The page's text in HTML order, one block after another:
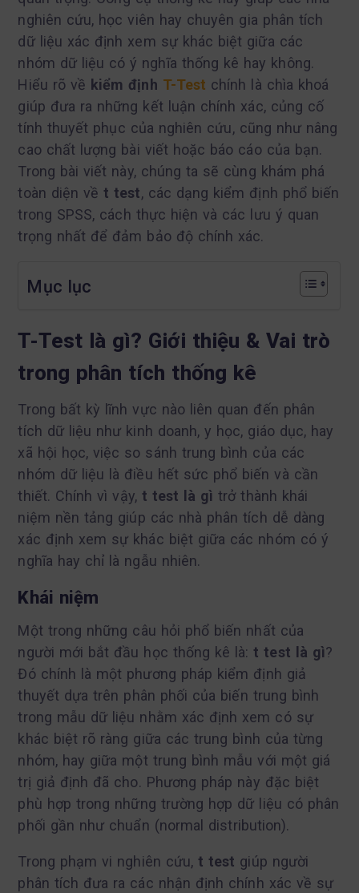
nghiên cứu, học viên hay chuyên gia phân tích
dữ liệu xác định xem sự khác biệt giữa các
nhóm dữ liệu có ý nghĩa thống kê hay không.
Hiểu rõ về kiểm định T-Test chính là chìa khoá
giúp đưa ra những kết luận chính xác, củng cố
tính thuyết phục của nghiên cứu, cũng như nâng
cao chất lượng bài viết hoặc báo cáo của bạn.
Trong bài viết này, chúng ta sẽ cùng khám phá
toàn diện về t test, các dạng kiểm định phổ biến
trong SPSS, cách thực hiện và các lưu ý quan
trọng nhất để đảm bảo độ chính xác.
Mục lục
T-Test là gì? Giới thiệu & Vai trò
trong phân tích thống kê
Trong bất kỳ lĩnh vực nào liên quan đến phân
tích dữ liệu như kinh doanh, y học, giáo dục, hay
xã hội học, việc so sánh trung bình của các
nhóm dữ liệu là điều hết sức phổ biến và cần
thiết. Chính vì vậy, t test là gì trở thành khái
niệm nền tảng giúp các nhà phân tích dễ dàng
xác định xem sự khác biệt giữa các nhóm có ý
nghĩa hay chỉ là ngẫu nhiên.
Khái niệm
Một trong những câu hỏi phổ biến nhất của
người mới bắt đầu học thống kê là: t test là gì?
Đó chính là một phương pháp kiểm định giả
thuyết dựa trên phân phối của biến trung bình
trong mẫu dữ liệu nhằm xác định xem có sự
khác biệt rõ ràng giữa các trung bình của từng
nhóm, hay giữa một trung bình mẫu với một giá
trị giả định đã cho. Phương pháp này đặc biệt
phù hợp trong những trường hợp dữ liệu có phân
phối gần như chuẩn (normal distribution).
Trong phạm vi nghiên cứu, t test giúp người
phân tích đưa ra các nhận định chính xác về sự